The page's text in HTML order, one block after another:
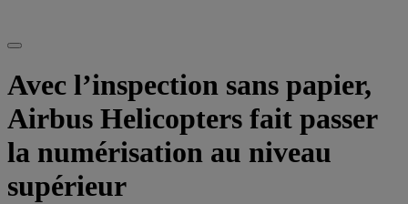
Avec l’inspection sans papier,
Airbus Helicopters fait passer
la numérisation au niveau
supérieur